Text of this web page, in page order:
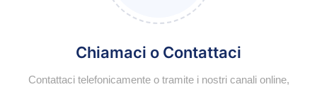
Chiamaci o Contattaci
Contattaci telefonicamente o tramite i nostri canali online,